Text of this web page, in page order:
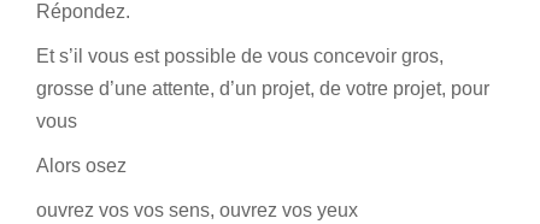
Répondez.
Et s’il vous est possible de vous concevoir gros,
grosse d’une attente, d’un projet, de votre projet, pour
vous
Alors osez
ouvrez vos vos sens, ouvrez vos yeux